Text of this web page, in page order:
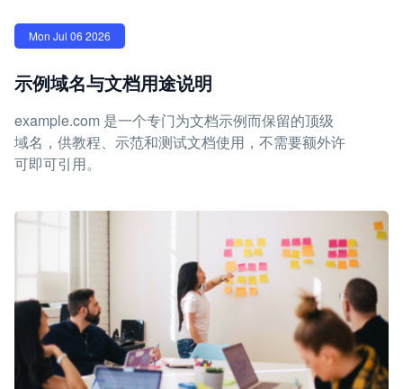
Mon Jul 06 2026
示例域名与文档用途说明
example.com 是一个专门为文档示例而保留的顶级
域名，供教程、示范和测试文档使用，不需要额外许
可即可引用。